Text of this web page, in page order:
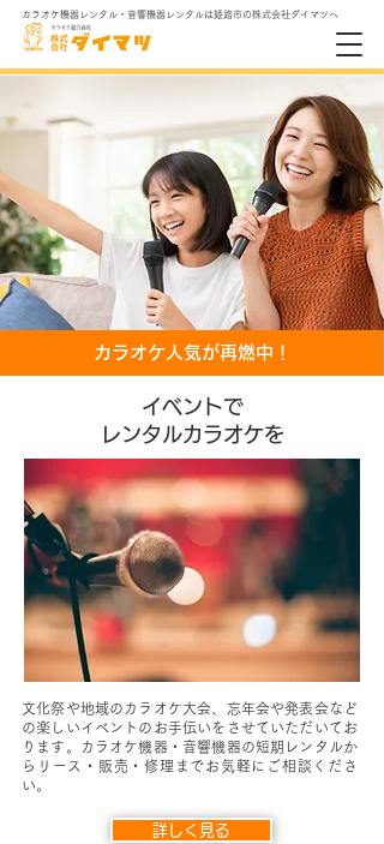
​カラオケ機器レンタル・音響機器レンタルは姫路市の株式会社ダイマツへ
『カラオケパワー』
カラオケのレンタルなら
株式会社ダイマツへ
カラオケレンタル･販売
創業49周年の信頼と実績
カラオケ人気が再燃中！
イベントで
レンタルカラオケを
文化祭や地域のカラオケ大会、忘年会や発表会など
の楽しいイベントのお手伝いをさせていただいてお
ります。カラオケ機器・音響機器の短期レンタルか
らリース・販売・修理までお気軽にご相談くださ
い。
詳しく見る